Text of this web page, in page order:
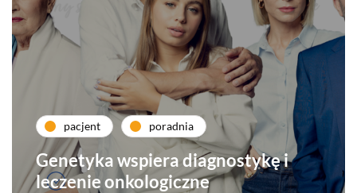
pacjent poradnia
Genetyka wspiera diagnostykę i
leczenie onkologiczne